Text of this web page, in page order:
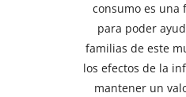
consumo es una
para poder
familias de este
los efectos de la
mantener un